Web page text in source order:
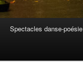
Spectacles danse-poésie